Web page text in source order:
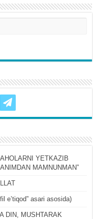
YETKAZIB
MAMNUNMAN”
eʼtiqod” asari asosida)
DIN, MUSHTARAK